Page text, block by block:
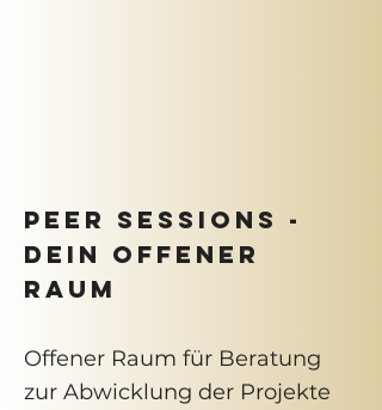
PEER SESSIONS -
Dein Offener
Raum
Offener Raum für Beratung
zur Abwicklung der Projekte